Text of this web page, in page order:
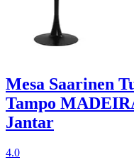
Mesa Saarinen
Tampo
Jantar
4.0